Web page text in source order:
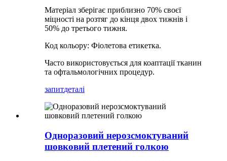
Матеріал зберігає приблизно 70% своєї
міцності на розтяг до кінця двох тижнів і
50% до третього тижня.
Код кольору: Фіолетова етикетка.
Часто використовується для коаптації тканин
та офтальмологічних процедур.
запитдеталі
Одноразовий нерозсмоктуваний
шовковий плетений голкою